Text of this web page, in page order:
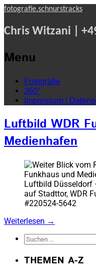
fotografie.schnurstracks
Chris Witzani |
Menu
Skip
content
Fotografie
360°
Impressum |
Luftbild WDR
Medienhafen
Luftbild Düsseldorf
auf Stadttor, WDR
#220524-5642
Weiterlesen →
Suchen
nach:
THEMEN A-Z